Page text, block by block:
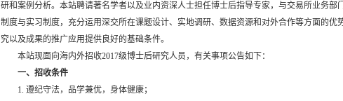
研和案例分析。本站聘请著名学者以及业内资深人士担任博士后指导专家，与交易所业务部
制度与实习制度，充分运用深交所在课题设计、实地调研、数据资源和对外合作等方面的优
究以及成果的推广应用提供良好的基础条件。
本站现面向海内外招收2017级博士后研究人员，有关事项公告如下：
一、招收条件
1. 遵纪守法，品学兼优，身体健康；